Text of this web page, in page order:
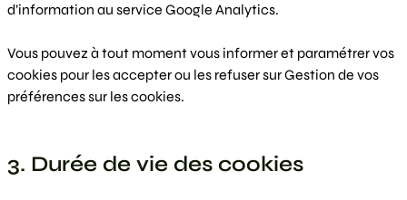
d’information au service Google Analytics.
Vous pouvez à tout moment vous informer et paramétrer vos
cookies pour les accepter ou les refuser sur Gestion de vos
préférences sur les cookies.
3. Durée de vie des cookies